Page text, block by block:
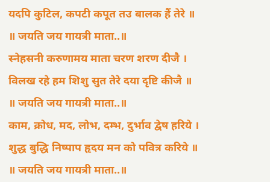
यदपि कुटिल, कपटी कपूत तउ बालक हैं तेरे ॥
॥ जयति जय गायत्री माता..॥
स्नेहसनी करुणामय माता चरण शरण दीजै ।
विलख रहे हम शिशु सुत तेरे दया दृष्टि कीजै ॥
॥ जयति जय गायत्री माता..॥
काम, क्रोध, मद, लोभ, दम्भ, दुर्भाव द्वेष हरिये ।
शुद्ध बुद्धि निष्पाप हृदय मन को पवित्र करिये ॥
॥ जयति जय गायत्री माता..॥